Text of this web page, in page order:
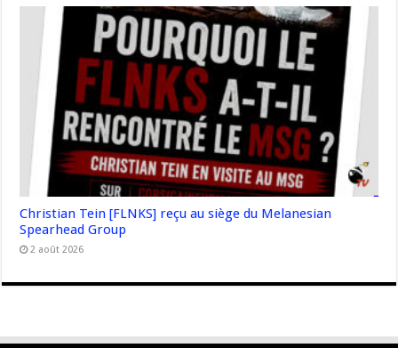
Christian Tein [FLNKS] reçu au siège du Melanesian
Spearhead Group
2 août 2026